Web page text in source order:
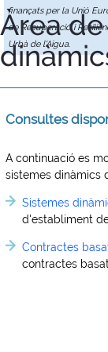
finançats per la Unió
de Recuperació i
Urbà de l'Aigua.
Àrea
Consultes
A continuació es
sistemes dinàmics
Sistemes
d'establiment
Contractes
contractes